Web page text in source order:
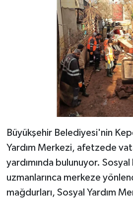
Büyükşehir Belediyesi'nin
Yardım Merkezi, afetzede
yardımında bulunuyor.
uzmanlarınca merkeze
mağdurları, Sosyal Yardım